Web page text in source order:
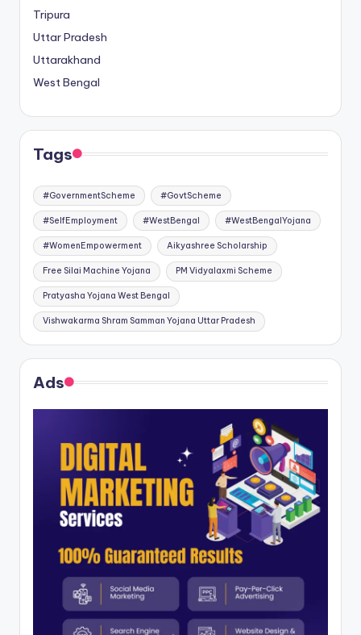
Tripura
Uttar Pradesh
Uttarakhand
West Bengal
Tags
#GovernmentScheme #GovtScheme
#SelfEmployment #WestBengal #WestBengalYojana
#WomenEmpowerment Aikyashree Scholarship
Free Silai Machine Yojana PM Vidyalaxmi Scheme
Pratyasha Yojana West Bengal
Vishwakarma Shram Samman Yojana Uttar Pradesh
Ads